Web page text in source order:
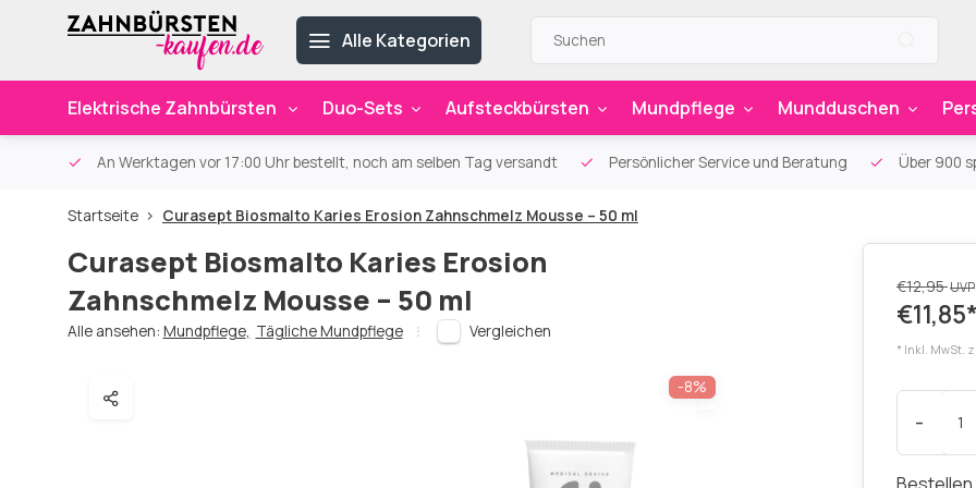
Alle Kategorien
Elektrische Zahnbürsten Duo-Sets Aufsteckbürsten Mundpflege Mundduschen
An Werktagen vor 17:00 Uhr bestellt, noch am selben Tag versandt Persönlicher Service und Beratung Über 900
Startseite Curasept Biosmalto Karies Erosion Zahnschmelz Mousse – 50 ml
Curasept Biosmalto Karies Erosion
Zahnschmelz Mousse – 50 ml
Alle ansehen: Mundpflege, Tägliche Mundpflege Vergleichen
-8%
€12,95UVP
€11,85*
* Inkl. MwSt.
-